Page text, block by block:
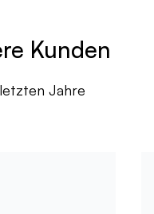
Kunden
Jahre